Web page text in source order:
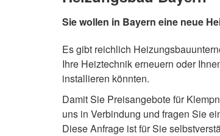
Sie wollen in Bayern eine neue
Es gibt reichlich
Ihre Heiztechnik erneuern oder
installieren könnten.
Damit Sie Preisangebote für
uns in Verbindung und fragen Sie
Diese Anfrage ist für Sie